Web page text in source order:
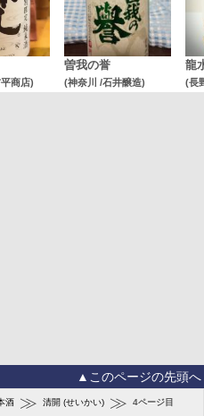
商店)
曽我の誉
(神奈川 /石井醸造)
龍
(長
▲このページの先頭へ
酒 ≫ 清開 (せいかい) ≫ 4ページ目